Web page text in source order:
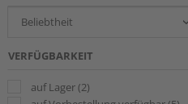
VERFÜGBARKEIT
auf Lager(2)